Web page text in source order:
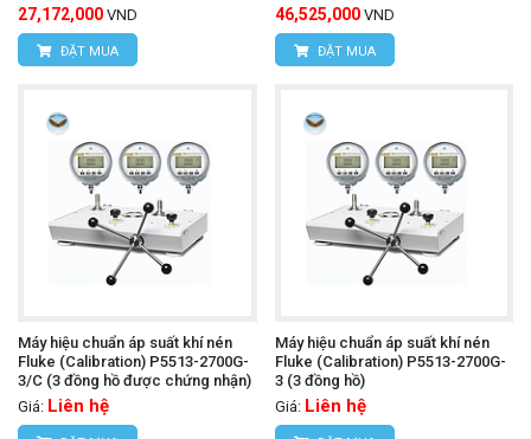
27,172,000 VND
ĐẶT MUA
46,525,000 VND
ĐẶT MUA
Máy hiệu chuẩn áp suất khí nén
Fluke (Calibration) P5513-2700G-
3/C (3 đồng hồ được chứng nhận)
Giá: Liên hệ
Máy hiệu chuẩn áp suất khí nén
Fluke (Calibration) P5513-2700G-
3 (3 đồng hồ)
Giá: Liên hệ